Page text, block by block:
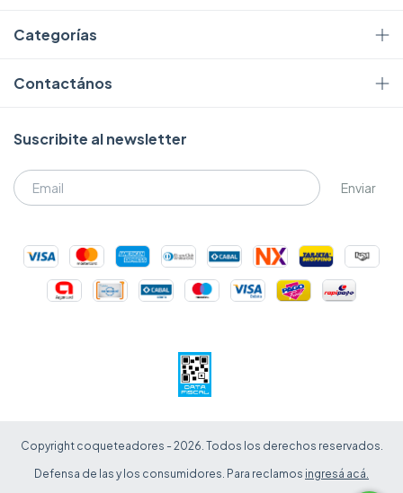
Categorías
Contactános
Suscribite al newsletter
Copyright coqueteadores - 2026. Todos los derechos reservados.
Defensa de las y los consumidores. Para reclamos ingresá acá.